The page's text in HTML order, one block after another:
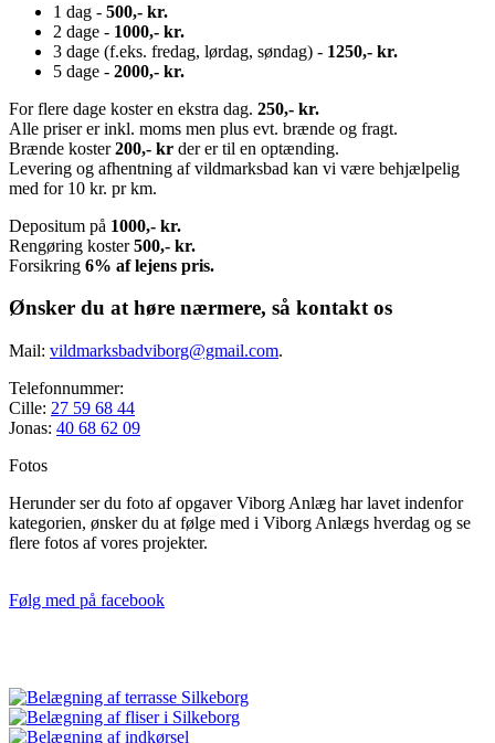
1 dag - 500,- kr.
2 dage - 1000,- kr.
3 dage (f.eks. fredag, lørdag, søndag) - 1250,- kr.
5 dage - 2000,- kr.
For flere dage koster en ekstra dag. 250,- kr.
Alle priser er inkl. moms men plus evt. brænde og fragt.
Brænde koster200,- kr der er til en optænding.
Levering og afhentning af vildmarksbad kan vi være behjælpelig
med for 10 kr. pr km.
Depositum på 1000,- kr.
Rengøring koster500,- kr.
Forsikring 6% af lejens pris.
Ønsker du at høre nærmere, så kontakt os
Mail: vildmarksbadviborg@gmail.com.
Telefonnummer:
Cille: 27 59 68 44
Jonas: 40 68 62 09
Fotos
Herunder ser du foto af opgaver Viborg Anlæg har lavet indenfor
kategorien, ønsker du at følge med i Viborg Anlægs hverdag og se
flere fotos af vores projekter.
Følg med på facebook